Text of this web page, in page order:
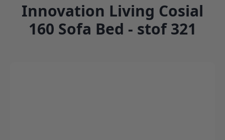
Innovation Living Cosial
160 Sofa Bed - stof 321